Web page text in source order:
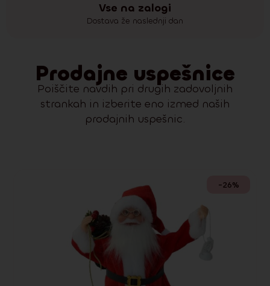
Vse na zalogi
Dostava že naslednji dan
Prodajne uspešnice
Poiščite navdih pri drugih zadovoljnih
strankah in izberite eno izmed naših
prodajnih uspešnic.
-26%